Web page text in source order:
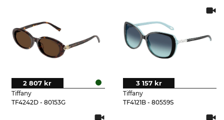
Tiffany
TF4242D - 80153G
2 807 kr
Tiffany
TF4121B - 80559S
3 157 kr